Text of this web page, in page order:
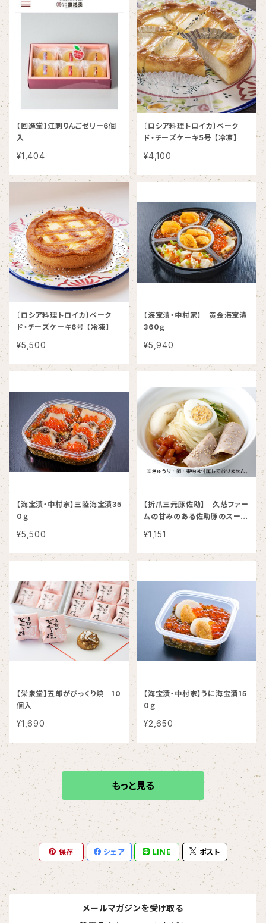
【回進堂】江刺りんごゼリー6個
入
¥1,404
〔ロシア料理トロイカ〕ベーク
ド・チーズケーキ５号 【冷凍】
¥4,100
〔ロシア料理トロイカ〕ベーク
ド・チーズケーキ6号 【冷凍】
¥5,500
【海宝漬・中村家】 黄金海宝漬
360ｇ
¥5,940
【海宝漬・中村家】三陸海宝漬35
0ｇ
¥5,500
【折爪三元豚佐助】 久慈ファー
ムの甘みのある佐助豚のスープ
焼豚入り）【冷凍】
¥1,151
【栄泉堂】五郎がびっくり焼 10
個入
¥1,690
【海宝漬・中村家】うに海宝漬15
0ｇ
¥2,650
もっと見る
保存 シェア LINE ポスト
メールマガジンを受け取る